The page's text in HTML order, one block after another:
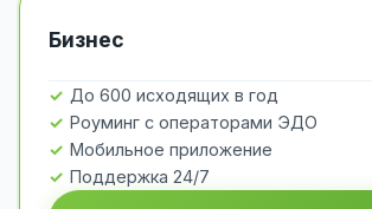
Бизнес
До 600 исходящих в год
Роуминг с операторами ЭДО
Мобильное приложение
Поддержка 24/7